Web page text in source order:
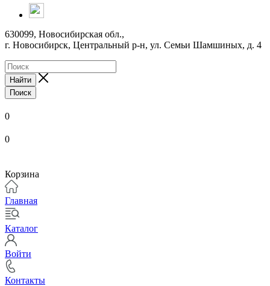
630099, Новосибирская обл.,
г. Новосибирск, Центральный р-н, ул. Семьи Шамшиных, д. 4
Найти
Поиск
0
0
Корзина
Главная
Каталог
Войти
Контакты